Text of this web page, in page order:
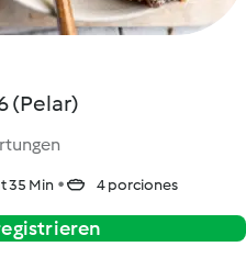
(Pelar)
35 Min 4 porciones